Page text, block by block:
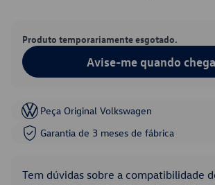
Produto temporariamente esgotado.
Avise-me quando
Peça Original Volkswagen
Garantia de 3 meses de fábrica
Tem dúvidas sobre a compatibilidade